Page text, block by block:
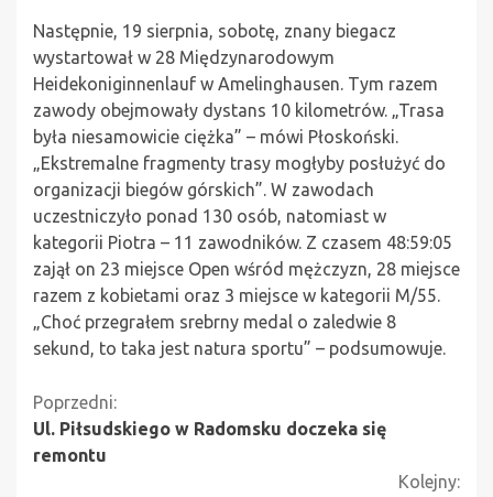
Następnie, 19 sierpnia, sobotę, znany biegacz
wystartował w 28 Międzynarodowym
Heidekoniginnenlauf w Amelinghausen. Tym razem
zawody obejmowały dystans 10 kilometrów. „Trasa
była niesamowicie ciężka” – mówi Płoskoński.
„Ekstremalne fragmenty trasy mogłyby posłużyć do
organizacji biegów górskich”. W zawodach
uczestniczyło ponad 130 osób, natomiast w
kategorii Piotra – 11 zawodników. Z czasem 48:59:05
zajął on 23 miejsce Open wśród mężczyzn, 28 miejsce
razem z kobietami oraz 3 miejsce w kategorii M/55.
„Choć przegrałem srebrny medal o zaledwie 8
sekund, to taka jest natura sportu” – podsumowuje.
Kontynuuj
czytanie
Poprzedni:
Ul. Piłsudskiego w Radomsku doczeka się
remontu
Kolejny: